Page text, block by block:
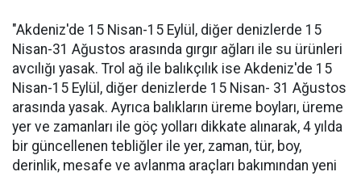
"Akdeniz'de 15 Nisan-15 Eylül, diğer denizlerde 15
Nisan-31 Ağustos arasında gırgır ağları ile su ürünleri
avcılığı yasak. Trol ağ ile balıkçılık ise Akdeniz'de 15
Nisan-15 Eylül, diğer denizlerde 15 Nisan- 31 Ağustos
arasında yasak. Ayrıca balıkların üreme boyları, üreme
yer ve zamanları ile göç yolları dikkate alınarak, 4 yılda
bir güncellenen tebliğler ile yer, zaman, tür, boy,
derinlik, mesafe ve avlanma araçları bakımından yeni